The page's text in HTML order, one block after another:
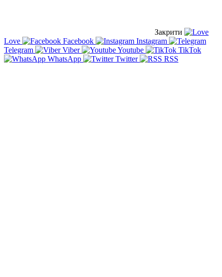
Закрити
Love
Facebook
Instagram
Telegram
Viber Youtube
TikTok
WhatsApp
Twitter RSS